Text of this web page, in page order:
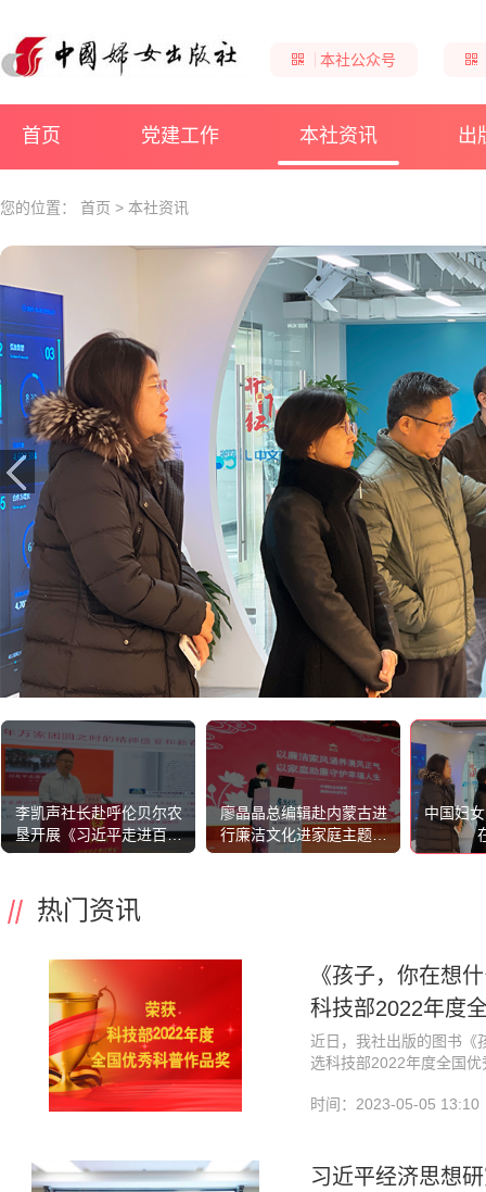
本社公众号
首页 党建工作 本社资讯 出
您的位置： 首页 > 本社资讯
李凯声社长赴呼伦贝尔农
垦开展《习近平走进百姓
家》（第二辑）专题宣讲
样分享活动
廖晶晶总编辑赴内蒙古进
行廉洁文化进家庭主题宣
讲
中国妇
热门资讯
《孩子，你在想
科技部2022年度
近日，我社出版的图书《
选科技部2022年度全国
时间：2023-05-05 13:10
习近平经济思想